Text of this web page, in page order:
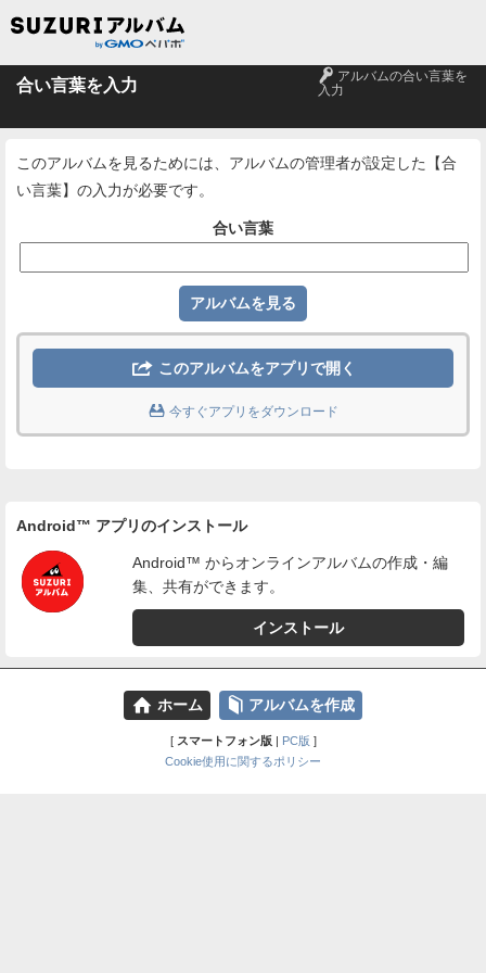
合い言葉を入力 🔑 アルバムの合い言葉を
入力
このアルバムを見るためには、アルバムの管理者が設定した【合
い言葉】の入力が必要です。
合い言葉
 このアルバムをアプリで開く
 今すぐアプリをダウンロード
Android™ アプリのインストール
Android™ からオンラインアルバムの作成・編
集、共有ができます。
インストール
⌂ ホーム 📕 アルバムを作成
[ スマートフォン版| PC版 ]
Cookie使用に関するポリシー